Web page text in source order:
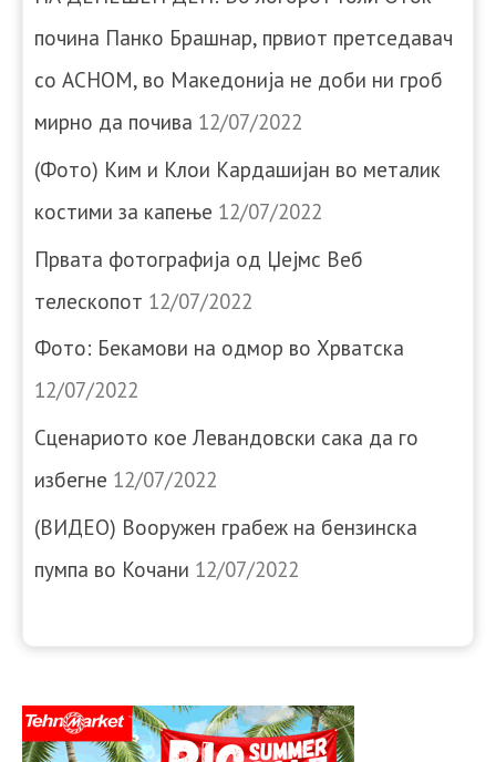
почина Панко Брашнар, првиот претседавач
со АСНОМ, во Македонија не доби ни гроб
мирно да почива 12/07/2022
(Фото) Ким и Клои Кардашијан во металик
костими за капење 12/07/2022
Првата фотографија од Џејмс Веб
телескопот 12/07/2022
Фото: Бекамови на одмор во Хрватска
12/07/2022
Сценариото кое Левандовски сака да го
избегне 12/07/2022
(ВИДЕО) Вооружен грабеж на бензинска
пумпа во Кочани 12/07/2022